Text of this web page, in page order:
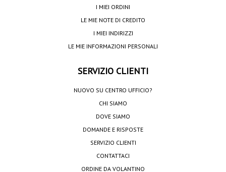
I MIEI ORDINI
LE MIE NOTE DI CREDITO
I MIEI INDIRIZZI
LE MIE INFORMAZIONI PERSONALI
SERVIZIO CLIENTI
NUOVO SU CENTRO UFFICIO?
CHI SIAMO
DOVE SIAMO
DOMANDE E RISPOSTE
SERVIZIO CLIENTI
CONTATTACI
ORDINE DA VOLANTINO